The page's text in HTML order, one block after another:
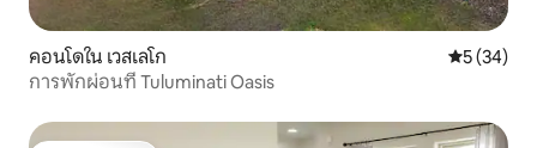
คอนโดใน เวสเลโก คะแนนเฉลี่
5 (34)
การพักผ่อนที่ Tuluminati Oasis